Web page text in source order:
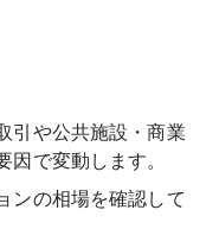
引や公共施設・商業
因で変動します。
ンの相場を確認して